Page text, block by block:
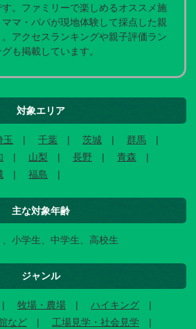
。ファミリーで楽しめるオススメ施
マ・パパが現地体験して採点した親
アクセスランキングや親子評価ラン
も掲載しています。
対象エリア
玉 千葉 茨城
群馬
山梨 長野
青森
福島
主な対象年齢
小学生、中学生、高校生
ジャンル
牧場・農場
ハイキング
など
工場見学・社会見学